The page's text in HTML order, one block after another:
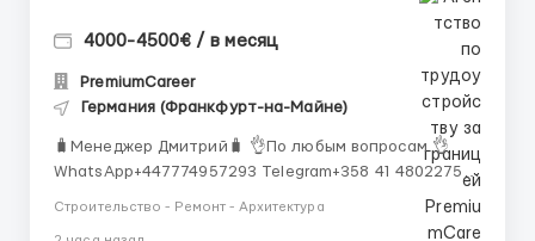
4000-4500€ / в месяц
PremiumCareer
Германия (Франкфурт-на-Майне)
🧳Менеджер Дмитрий🧳 👌По любым вопросам 👌
WhatsApp+447774957293 Telegram+358 41 4802275
Германия, Bad Kreutnach 👤Плиточники 💶 Оплата:
Строительство - Ремонт - Архитектура